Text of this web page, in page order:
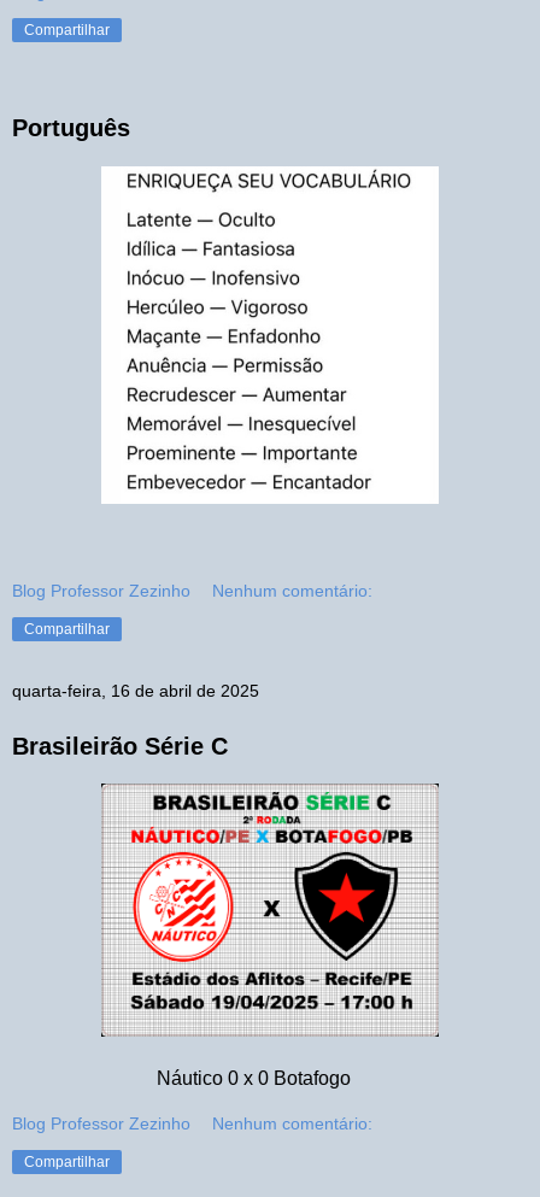
Compartilhar
Português
Blog Professor Zezinho Nenhum comentário:
Compartilhar
quarta-feira, 16 de abril de 2025
Brasileirão Série C
Náutico 0 x 0 Botafogo
Blog Professor Zezinho Nenhum comentário:
Compartilhar